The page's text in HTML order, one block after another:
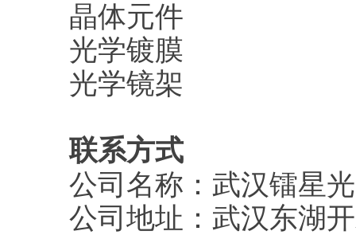
晶体元件
光学镀膜
光学镜架
联系方式
公司名称：武汉镭星
公司地址：武汉东湖